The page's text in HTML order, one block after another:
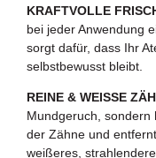
KRAFTVOLLE
bei jeder Anwendung
sorgt dafür, dass Ihr
selbstbewusst bleibt.
REINE & WEISSE
Mundgeruch, sondern
der Zähne und
weißeres,